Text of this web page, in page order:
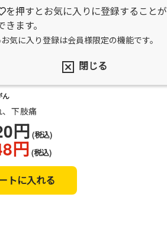
を押すとお気に入りに登録することが
きます。
気に入り登録は会員様限定の機能です。
閉じる
入】牛車腎気
（28日
お届けコー
ん
下肢痛
円 (税込)
円 (税込)
トに入れる